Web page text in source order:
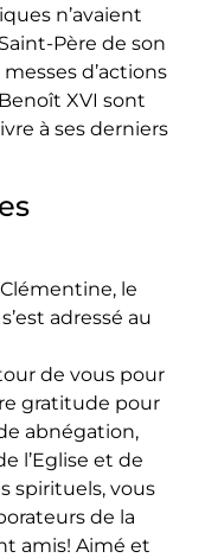
n’avaient
Père de son
d’actions
XVI sont
à ses derniers
le
adressé au
de vous pour
gratitude pour
abnégation,
l’Eglise et de
spirituels, vous
de la
amis! Aimé et